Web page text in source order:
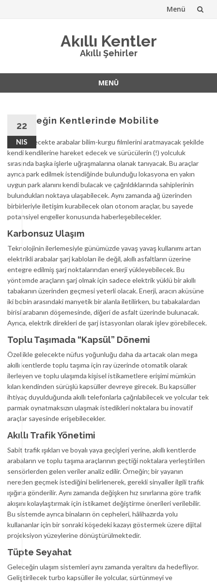
Menü
Akıllı Kentler
Akıllı Şehirler
MENÜ
22
NIS
Geleceğin Kentlerinde Mobilite
Yakın gelecekte arabalar bilim-kurgu filmlerini aratmayacak şekilde
kendi kendilerine hareket edecek ve sürücülerin (!) yolculuk
sırasında başka işlerle uğraşmalarına olanak tanıyacak. Bu araçlar
ayrıca park edilmek istendiğinde bulunduğu lokasyona en yakın
uygun park alanını kendi bulacak ve çağrıldıklarında sahiplerinin
bulundukları noktaya ulaşabilecek. Aynı zamanda ağ üzerinden
birbirleriyle iletişim kurabilecek olan otonom araçlar, bu sayede
potansiyel engeller konusunda haberleşebilecekler.
Karbonsuz Ulaşım
Teknolojinin ilerlemesiyle günümüzde yavaş yavaş kullanımı artan
elektrikli arabalar şarj kabloları ile değil, akıllı asfaltların üzerine
entegre edilmiş şarj noktalarından enerji yükleyebilecek. Bu
yöntemde araçların şarj olmak için sadece elektrik yüklü bir akıllı
tabakanın üzerinden geçmesi yeterli olacak. Enerji, aracın aküsüne
iki bobin arasındaki manyetik bir alanla iletilirken, bu tabakalardan
birisi arabanın döşemesinde, diğeri de asfalt üzerinde bulunacak.
Ayrıca, elektrik direkleri de şarj istasyonları olarak işlev görebilecek.
Toplu Taşımada “Kapsül” Dönemi
Özellikle gelecekte nüfus yoğunluğu daha da artacak olan mega
akıllı kentlerde toplu taşıma için ray üzerinde otomatik olarak
ilerleyen ve toplu ulaşımda kişisel istikametlere erişimi mümkün
kılan kendinden sürüşlü kapsüller devreye girecek. Bu kapsüller
ihtiyaç duyulduğunda akıllı telefonlarla çağrılabilecek ve yolcular tek
parmak oynatmaksızın ulaşmak istedikleri noktalara bu inovatif
araçlar sayesinde erişebilecekler.
Akıllı Trafik Yönetimi
Sabit trafik ışıkları ve boyalı yaya geçişleri yerine, akıllı kentlerde
arabaların ve toplu taşıma araçlarının geçtiği noktalara yerleştirilen
sensörlerden gelen veriler analiz edilir. Örneğin; bir yayanın
nereden geçmek istediğini belirlenerek, gerekli sinyaller ilgili trafik
ışığına gönderilir. Aynı zamanda değişken hız sınırlarına göre trafik
akışını kolaylaştırmak için istikamet değiştirme önerileri verilebilir.
Bu sistemde ayrıca binaların ön cepheleri, hâlihazırda yolu
kullananlar için bir sonraki köşedeki kazayı göstermek üzere dijital
projeksiyon yüzeylerine dönüştürülmektedir.
Tüpte Seyahat
Geleceğin ulaşım sistemleri aynı zamanda yeraltını da hedefliyor.
Geliştirilecek turbo kapsüller ile yolcular, sürtünmeyi ve